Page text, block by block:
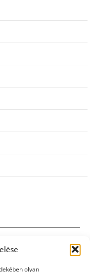
olyan
a biztosítást igénybe